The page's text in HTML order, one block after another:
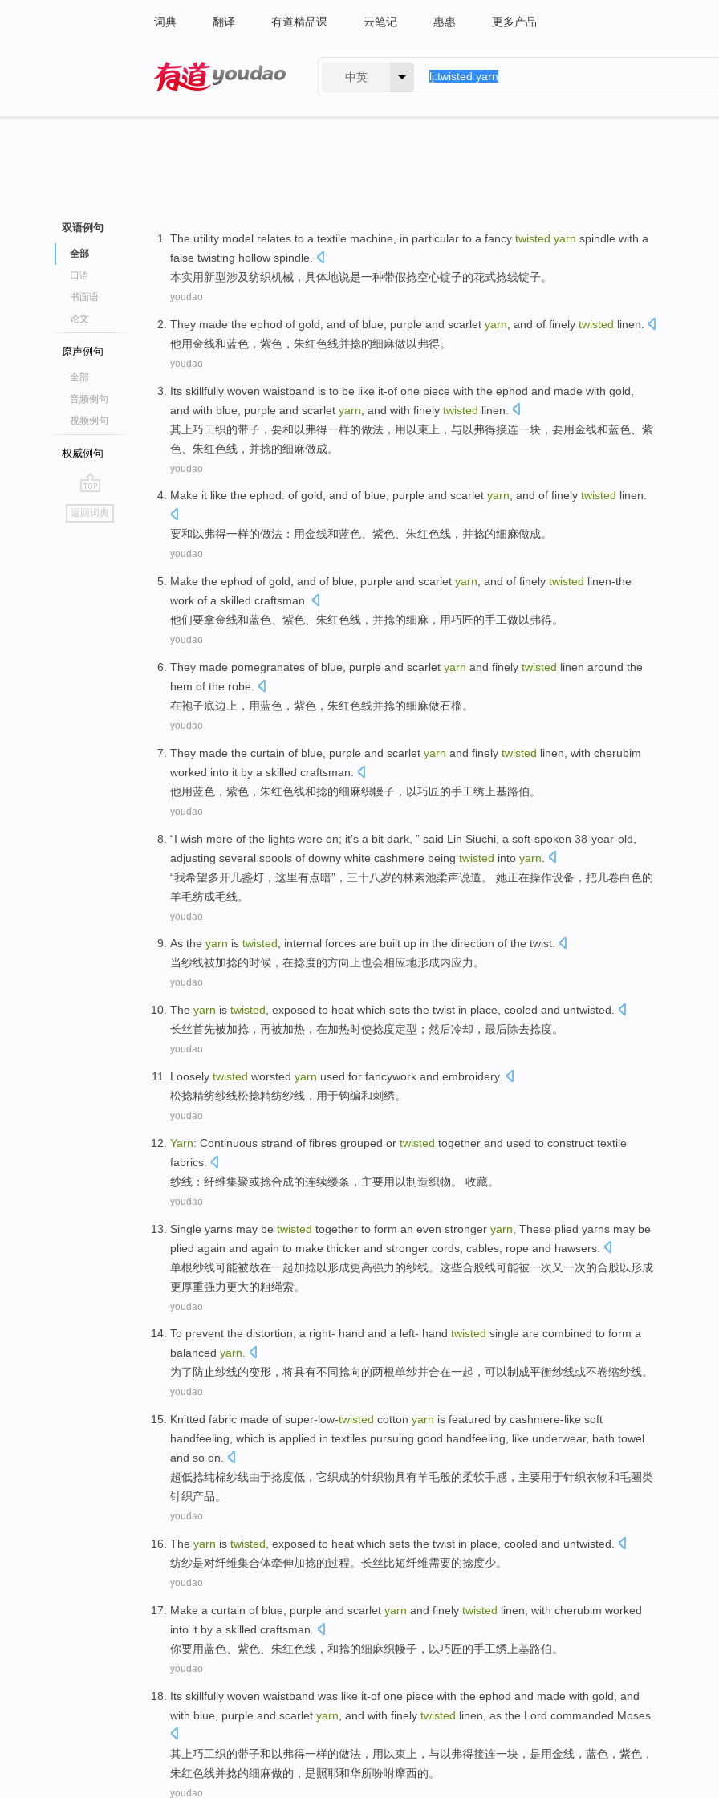
词典 翻译 有道精品课 云笔记 惠惠 更多产品
中英
双语例句
全部
口语
书面语
论文
原声例句
全部
音频例句
视频例句
权威例句
go
top
返回词典
The utility model relates to a textile machine in particular to a fancy twisted yarn spindle with a
false twisting hollow spindle
本实用新型涉及纺织机械 ， 具体地说是一种带假捻空心锭子的花式捻线锭子。
youdao
They made the ephod of gold and of blue purple and scarlet yarn , and of finely twisted linen
他用金线和蓝色 ， 紫色 ， 朱红色线并捻的细麻做以弗得。
youdao
Its skillfully woven waistband is to be like it-of one piece with the ephod and made with gold
and with blue purple and scarlet yarn and with finely twisted linen
其 上巧工织的带子， 要和以弗得一样的做法，用以束上，与以弗得接连一块 ，要用金线和蓝色
紫
色 、朱红色线 ， 并捻的细麻做成。
youdao
Make it like the ephod: of gold, and of blue, purple and scarlet yarn, and of finely twisted linen.
要和以弗得一样的做法：用金线和蓝色、 紫色、朱红色线 ， 并捻的细麻做成。
youdao
Make the ephod of gold and of blue purple and scarlet yarn and of finely twisted linen-the
work of a skilled craftsman.
他们要拿金线和蓝色 紫色 朱红色线， 并捻的细麻，用巧匠的手工做以弗得。
youdao
They made pomegranates of blue purple and scarlet yarn and finely twisted linen around the
hem of the robe.
在袍子底边上， 用蓝色 ， 紫色 ， 朱红色线并捻的细麻做石榴。
youdao
They made the curtain of blue purple and scarlet yarn and finely twisted linen, with cherubim
worked into it by a skilled craftsman
他用蓝色 ， 紫色 ， 朱红色线和捻的细麻织幔子 ， 以巧匠的手工绣上基路伯。
youdao
“I wish more of the lights were on; it’s a bit dark , ” said Lin Siuchi, a soft-spoken 38-year-old
adjusting several spools of downy white cashmere being twisted into yarn
“我希望多开几盏灯 ，这里有点暗”， 三十八岁的林素池柔声说道。 她正在操作设备，把几卷白色的
羊毛纺成毛线。
youdao
As the yarn is twisted, internal forces are built up in the direction of the twist.
当纱线被加捻的时候， 在捻度的方向上也会相应地形成内应力。
youdao
The yarn is twisted , exposed to heat which sets the twist in place, cooled and untwisted.
长丝首先被加捻，再被加热 ， 在加热时使捻度定型；然后冷却 ，最后除去捻度。
youdao
Loosely twisted worsted yarn used for fancywork and embroidery.
松捻精纺纱线松捻精纺纱线 ， 用于钩编和刺绣。
youdao
Yarn: Continuous strand of fibres grouped or twisted together and used to construct textile
fabrics.
纱线 ： 纤维集聚或捻合成的连续缕条，主要用以制造织物。 收藏。
youdao
Single yarns may be twisted together to form an even stronger yarn These plied yarns may be
plied again and again to make thicker and stronger cords, cables, rope and hawsers
单根纱线可能被放在一起加捻以形成更高强力的纱线。 这些合股线可能被一次又一次的合股以形成
更厚重强力更大的粗绳索。
youdao
To prevent the distortion, a right- hand and a left- hand twisted single are combined to form a
balanced yarn.
为了防止纱线的变形 ，将具有不同捻向的两根单纱并合在一起， 可以制成平衡纱线或不卷缩纱线。
youdao
Knitted fabric made of super-low-twisted cotton yarn is featured by cashmere-like soft
handfeeling which is applied in textiles pursuing good handfeeling, like underwear, bath towel
and so on.
超低捻纯棉纱线由于捻度低， 它织成的针织物具有羊毛般的柔软手感 ，主要用于针织衣物和毛圈类
针织产品。
youdao
The yarn is twisted , exposed to heat which sets the twist in place, cooled and untwisted.
纺纱是对纤维集合体牵伸加捻的过程。长丝比短纤维需要的捻度少。
youdao
Make a curtain of blue purple and scarlet yarn and finely twisted linen, with cherubim worked
into it by a skilled craftsman
你要用蓝色 紫色 朱红色线， 和捻的细麻织幔子， 以巧匠的手工绣上基路伯。
youdao
Its skillfully woven waistband was like it-of one piece with the ephod and made with gold , and
with blue purple and scarlet yarn and with finely twisted linen as the Lord commanded Moses
其 上巧工织的带子和以弗得一样的做法，用以束上， 与以弗得接连一块 ，是用金线， 蓝色 ， 紫色 ，
朱红色线并捻的细麻做的， 是照耶和华所吩咐摩西的。
youdao